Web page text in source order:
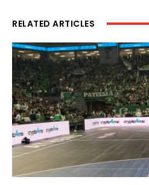
RELATED ARTICLES